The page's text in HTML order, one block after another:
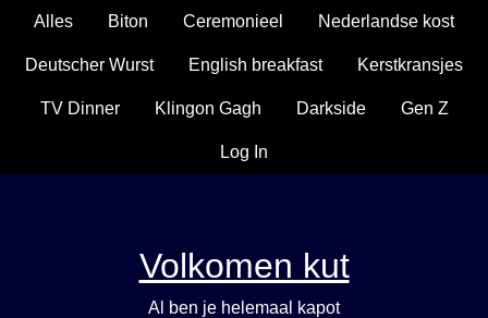
Alles Biton Ceremonieel Nederlandse kost
Deutscher Wurst English breakfast Kerstkransjes
TV Dinner Klingon Gagh Darkside Gen Z
Log In
Volkomen kut
Al ben je helemaal kapot